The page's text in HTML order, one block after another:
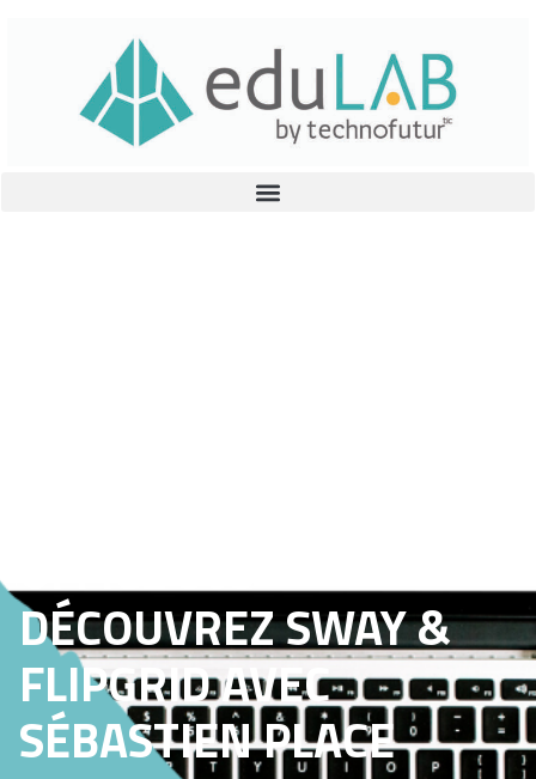
OFFICE 365 –
DÉCOUVREZ SWAY &
FLIPGRID AVEC
SÉBASTIEN PLACE